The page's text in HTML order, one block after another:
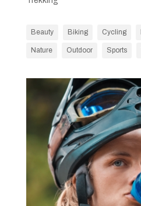
Beauty Biking Cycling
Nature Outdoor Sports